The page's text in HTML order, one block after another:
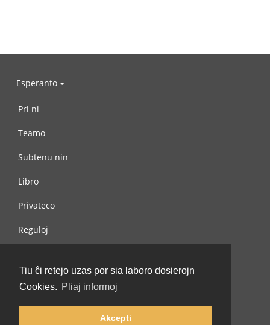
Tiu ĉi retejo uzas por sia laboro dosierojn
Cookies. Pliaj informoj
Akcepti
Esperanto
Pri ni
Teamo
Subtenu nin
Libro
Privateco
Reguloj